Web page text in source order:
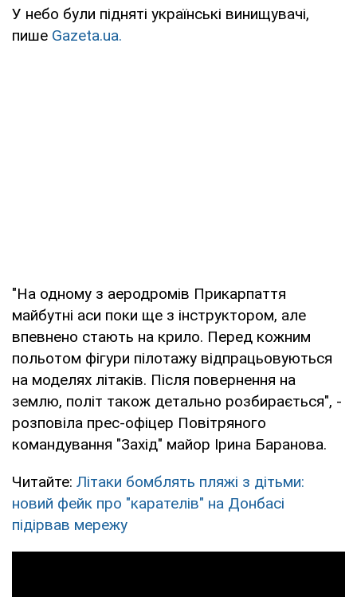
У небо були підняті українські винищувачі,
пише Gazeta.ua.
"На одному з аеродромів Прикарпаття
майбутні аси поки ще з інструктором, але
впевнено стають на крило. Перед кожним
польотом фігури пілотажу відпрацьовуються
на моделях літаків. Після повернення на
землю, політ також детально розбирається", -
розповіла прес-офіцер Повітряного
командування "Захід" майор Ірина Баранова.
Читайте: Літаки бомблять пляжі з дітьми:
новий фейк про "карателів" на Донбасі
підірвав мережу